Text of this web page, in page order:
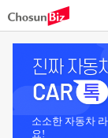
소소한 자동차
요!